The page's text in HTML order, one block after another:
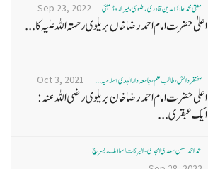
مفتی محمد علاؤ الدین قادری رضوی ، میرا روڈ ممبئی Sep 23, 2022
اعلیٰ حضرت امام احمد رضا خاں بر یلو ی رحمتہ اللہ علیہ کا...
غضنفر دانش، طالب علم، جامعہ دارالہدی اسلامیہ ... Oct 3, 2021
اعلی حضرت امام احمد رضا خان بریلوی رضی اللہ عنہ:
ایک عبقری...
محمد احمد حسن سعدی امجدی - البرکات اسلامک ریسرچ ...